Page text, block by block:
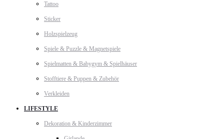
Tattoo
Sticker
Holzspielzeug
Spiele & Puzzle & Magnetspiele
Spielmatten & Babygym & Spielhäuser
Stofftiere & Puppen & Zubehör
Verkleiden
LIFESTYLE
Dekoration & Kinderzimmer